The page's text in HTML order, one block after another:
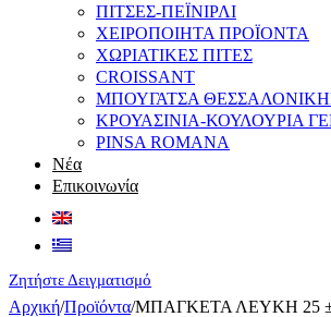
ΠΙΤΣΕΣ-ΠΕΪΝΙΡΛΙ
ΧΕΙΡΟΠΟΙΗΤΑ ΠΡΟΪΟΝΤΑ
ΧΩΡΙΑΤΙΚΕΣ ΠΙΤΕΣ
CROISSANT
ΜΠΟΥΓΑΤΣΑ
ΚΡΟΥΑΣΙΝΙΑ-ΚΟΥΛΟΥΡΙΑ
PINSA ROMANA
Νέα
Επικοινωνία
Ζητήστε Δειγματισμό
Αρχική/Προϊόντα/ΜΠΑΓΚΕΤΑ ΛΕΥΚΗ 25 ±